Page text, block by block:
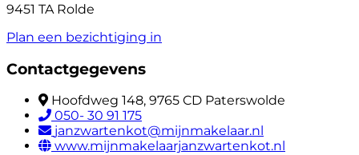
9451 TA Rolde
Plan een bezichtiging in
Contactgegevens
Hoofdweg 148, 9765 CD Paterswolde
050- 30 91 175
janzwartenkot@mijnmakelaar.nl
www.mijnmakelaarjanzwartenkot.nl